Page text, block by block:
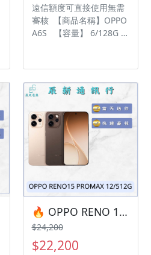
ID:@kjg6280d 大呼小叫
辰通訊行 雲林縣虎尾鎮林
森路二段200號 電話:05-
遠信額度可直接使用無需
審核 【商品名稱】OPPO
A6S 【容量】 6/128G ‼️
LINE：@kjg6280d • 七日
鑑賞期內，如商品有問
題，請盡速向我們告知並
且協助處理 • 全新品為原
廠保固一年，中古機店家
保固15天 • 店家擁有隨時
修改、變更、暫停活動之
權利 下單前請先私訊和加
及回報審核進度 LINE
ID:@kjg6280d 大呼小叫
辰通訊行 雲林縣虎尾鎮林
森路二段200號 電話:05-
6339809 在地經營12年店
家 GOOGLE 評價5顆星
🔥 OPPO RENO 15 PRO MAX 12/512G 有額度快速過件 🎯 想換新機？現在就是最佳時機！現貨當天審件當天過件即可以馬上寄出
$24,200
$22,200